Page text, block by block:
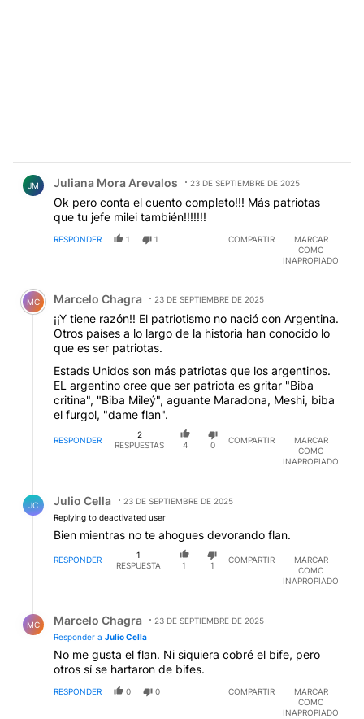
JM Juliana Mora Arevalos 23 DE SEPTIEMBRE DE 2025
Ok pero conta el cuento completo!!! Más patriotas
que tu jefe milei también!!!!!!!
RESPONDER 1 1 COMPARTIR
MARCAR
COMO
INAPROPIADO
Comentario de Marcelo Chagra.
MC Marcelo Chagra 23 DE SEPTIEMBRE DE 2025
¡¡Y tiene razón!! El patriotismo no nació con Argentina.
Otros países a lo largo de la historia han conocido lo
que es ser patriotas.
Estads Unidos son más patriotas que los argentinos.
EL argentino cree que ser patriota es gritar "Biba
critina", "Biba Mileý", aguante Maradona, Meshi, biba
el furgol, "dame flan".
RESPONDER
2
RESPUESTAS
4 0
COMPARTIR
MARCAR
COMO
INAPROPIADO
JC Julio Cella
23 DE SEPTIEMBRE DE 2025
Replying to deactivated user
Bien mientras no te ahogues devorando flan.
RESPONDER
1
RESPUESTA
1 1
COMPARTIR
MARCAR
COMO
INAPROPIADO
MC Marcelo Chagra
23 DE SEPTIEMBRE DE 2025
Responder a Julio Cella
No me gusta el flan. Ni siquiera cobré el bife, pero
otros sí se hartaron de bifes.
RESPONDER 0 0 COMPARTIR
MARCAR
COMO
INAPROPIADO